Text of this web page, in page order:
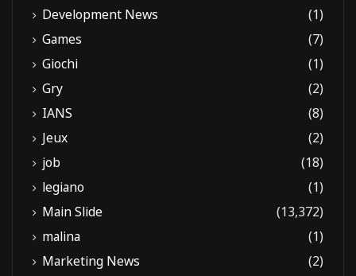
Development News
(1)
Games
(7)
Giochi
(1)
Gry
(2)
IANS
(8)
Jeux
(2)
job
(18)
legiano
(1)
Main Slide
(13,372)
malina
(1)
Marketing News
(2)